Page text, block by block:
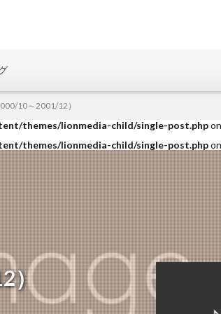
themes/lionmedia-child/single-post.php
themes/lionmedia-child/single-post.php
themes/lionmedia-child/single-post.php
）
10～2001/12）